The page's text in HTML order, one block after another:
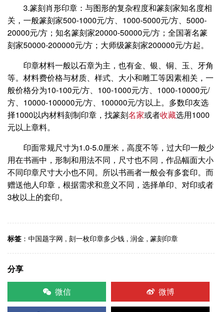
3.篆刻肖形印章：与图形的复杂程度和篆刻家知名度相
关，一般篆刻家500-1000元/方、1000-5000元/方、5000-
20000元/方；知名篆刻家20000-50000元/方；全国著名篆
刻家50000-200000元/方；大师级篆刻家200000元/方起。
印章材料一般以石章为主，也有金、银、铜、玉、牙角
等。材料费价格与材质、样式、大小和雕工等因素相关，一
般价格分为10-100元/方、100-1000元/方、1000-10000元/
方、10000-100000元/方、100000元/方以上。多数印友选
择1000以内材料刻制印章，找篆刻名家或者收藏选用1000
元以上章料。
印面常规尺寸为1.0-5.0厘米，高度不等，过大印一般少
用在书画中，形制和用法不同，尺寸也不同，作品幅面大小
不同印章尺寸大小也不同。所以书画者一般会有多套印。而
赠送他人印章，根据需求和意义不同，选择单印、对印或者
3枚以上的套印。
标签 ： 中国题字网 , 刻一枚印章多少钱 , 润金 , 篆刻印章
分享
微信
微博